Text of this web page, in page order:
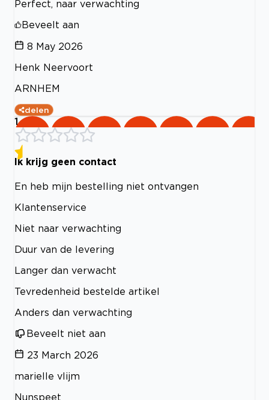
Perfect, naar verwachting
Beveelt aan
8 May 2026
Henk Neervoort
ARNHEM
delen
1
Ik krijg geen contact
En heb mijn bestelling niet ontvangen
Klantenservice
Niet naar verwachting
Duur van de levering
Langer dan verwacht
Tevredenheid bestelde artikel
Anders dan verwachting
Beveelt niet aan
23 March 2026
marielle vlijm
Nunspeet